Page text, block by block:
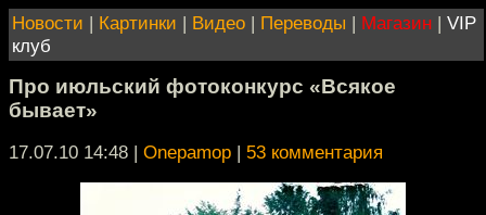
Новости | Картинки | Видео | Переводы | Магазин | VIP
клуб
Про июльский фотоконкурс «Всякое
бывает»
17.07.10 14:48 | Onepamop | 53 комментария